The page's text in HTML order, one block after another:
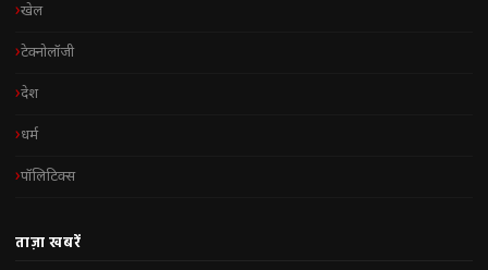
खेल
टेक्नोलॉजी
देश
धर्म
पॉलिटिक्स
ताज़ा खबरें